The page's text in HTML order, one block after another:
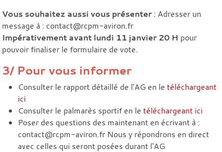
Vous souhaitez aussi vous présenter: Adresser un
message à : contact@rcpm-aviron.fr
Impérativement avant lundi 11 janvier 20 H pour
pouvoir finaliser le formulaire de vote.
3/ Pour vous informer
Consulter le rapport détaillé de l'AG en le téléchargeant
ici
Consulter le palmarès sportif en le téléchargeant ici
Poser des questions des maintenant en écrivant à :
contact@rcpm-aviron.fr Nous y répondrons en direct
avec celles qui seront posées durant l'AG